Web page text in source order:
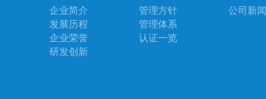
企业简介
发展历程
企业荣誉
研发创新
管理方针
管理体系
认证一览
公司新闻